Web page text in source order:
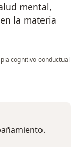
mental,
la materia
cognitivo-conductual